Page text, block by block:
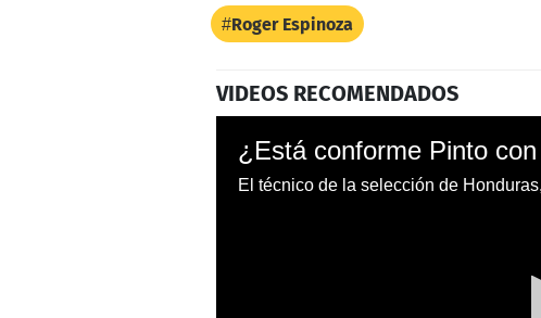
Roger Espinoza
VIDEOS RECOMENDADOS